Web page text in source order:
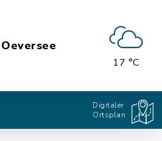
17 °C
Digitaler
Ortsplan